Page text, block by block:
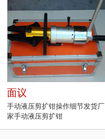
面议
手动液压剪扩钳操作细节发货厂
家手动液压剪扩钳